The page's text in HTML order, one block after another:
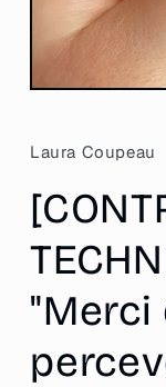
Ouvrir
1
dans
fenêtre
modale
Laura Coupeau
"Merci